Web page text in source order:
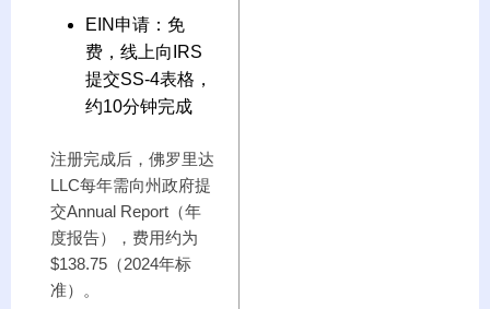
EIN申请：免
费，线上向IRS
提交SS-4表格，
约10分钟完成
注册完成后，佛罗里达
LLC每年需向州政府提
交Annual Report（年
度报告），费用约为
$138.75（2024年标
准）。